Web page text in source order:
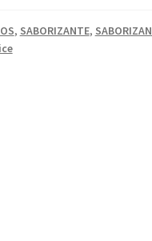
, SABORIZANTE,